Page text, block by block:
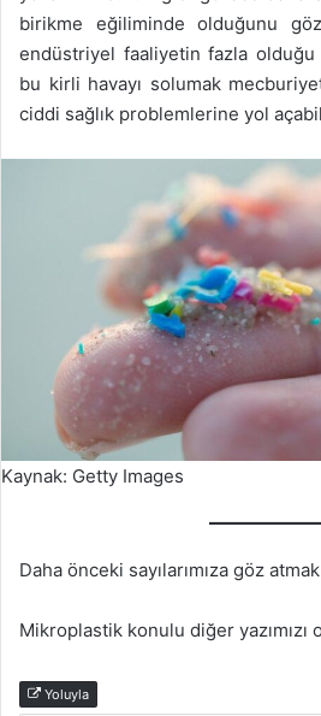
birikme eğiliminde olduğunu
endüstriyel faaliyetin fazla
bu kirli havayı solumak
ciddi sağlık problemlerine yol
Kaynak: Getty Images
Daha önceki sayılarımıza göz
Mikroplastik konulu diğer yazımızı
Yoluyla